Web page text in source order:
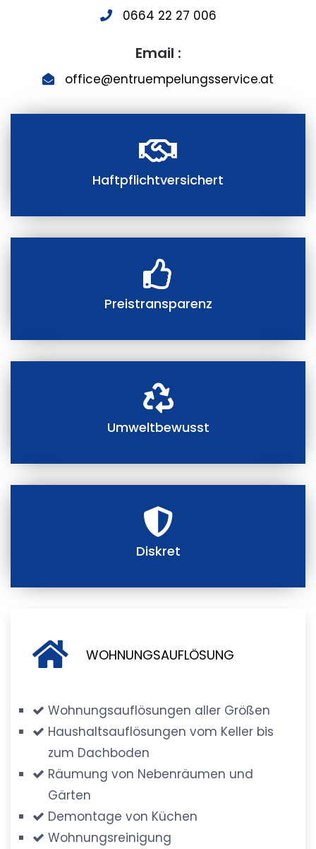
0664 22 27 006
Email :
office@entruempelungsservice.at
Haftpflichtversichert
Preistransparenz
Umweltbewusst
Diskret
WOHNUNGSAUFLÖSUNG
Wohnungsauflösungen aller Größen
Haushaltsauflösungen vom Keller bis
zum Dachboden
Räumung von Nebenräumen und
Gärten
Demontage von Küchen
Wohnungsreinigung